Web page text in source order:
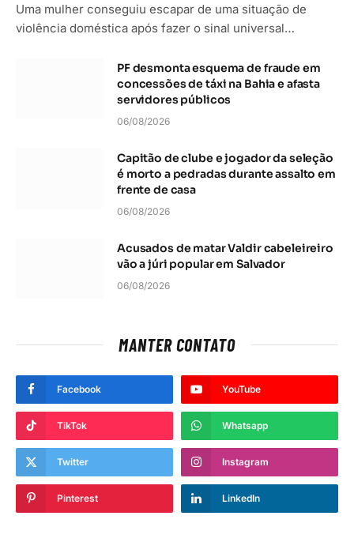
Uma mulher conseguiu escapar de uma situação de
violência doméstica após fazer o sinal universal…
PF desmonta esquema de fraude em
concessões de táxi na Bahia e afasta
servidores públicos
06/08/2026
Capitão de clube e jogador da seleção
é morto a pedradas durante assalto em
frente de casa
06/08/2026
Acusados de matar Valdir cabeleireiro
vão a júri popular em Salvador
06/08/2026
MANTER CONTATO
Facebook YouTube
TikTok Whatsapp
Twitter Instagram
Pinterest LinkedIn